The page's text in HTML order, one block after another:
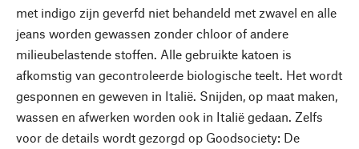
met indigo zijn geverfd niet behandeld met zwavel en alle
jeans worden gewassen zonder chloor of andere
milieubelastende stoffen. Alle gebruikte katoen is
afkomstig van gecontroleerde biologische teelt. Het wordt
gesponnen en geweven in Italië. Snijden, op maat maken,
wassen en afwerken worden ook in Italië gedaan. Zelfs
voor de details wordt gezorgd op Goodsociety: De